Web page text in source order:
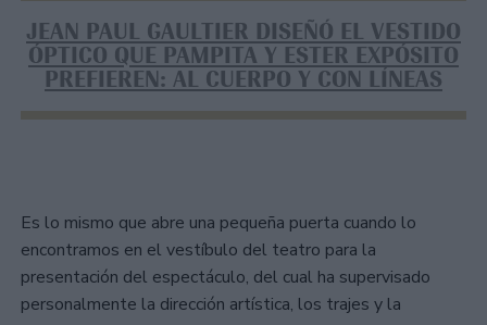
JEAN PAUL GAULTIER DISEÑÓ EL VESTIDO
ÓPTICO QUE PAMPITA Y ESTER EXPÓSITO
PREFIEREN: AL CUERPO Y CON LÍNEAS
Es lo mismo que abre una pequeña puerta cuando lo
encontramos en el vestíbulo del teatro para la
presentación del espectáculo, del cual ha supervisado
personalmente la dirección artística, los trajes y la